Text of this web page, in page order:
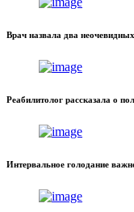
Врач назвала два
Реабилитолог рассказала о
Интервальное голодание